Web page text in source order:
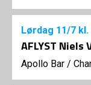
Lørdag 11/7
AFLYST Niels
Apollo Bar /